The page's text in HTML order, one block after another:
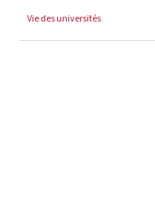
Vie des universités